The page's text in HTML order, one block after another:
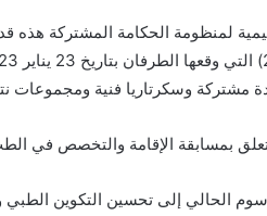
لمنظومة الحكامة المشتركة
مشتركة وسكرتاريا فنية ومجموعات
بمسابقة الإقامة والتخصص في
الحالي إلى تحسين التكوين